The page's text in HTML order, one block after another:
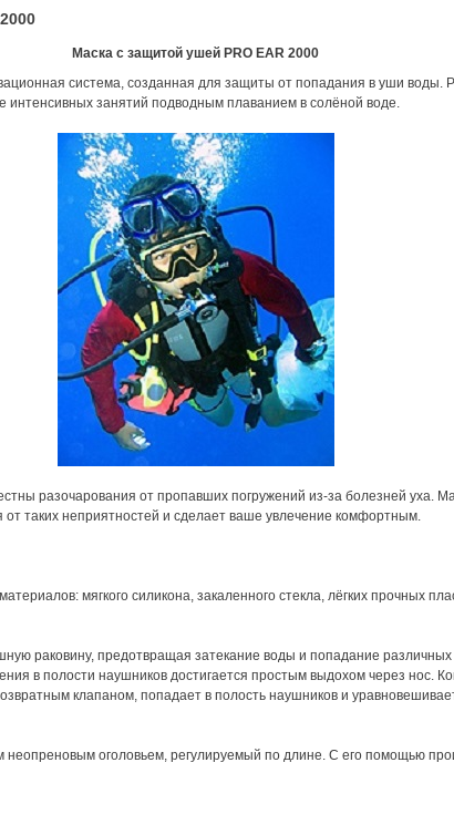
Маска с защитой ушей PRO EAR 2000
система, созданная для защиты от попадания в уши воды.
занятий подводным плаванием в солёной воде.
разочарования от пропавших погружений из-за болезней уха.
таких неприятностей и сделает ваше увлечение комфортным.
мягкого силикона, закаленного стекла, лёгких прочных
раковину, предотвращая затекание воды и попадание
в полости наушников достигается простым выдохом через нос.
клапаном, попадает в полость наушников и
неопреновым оголовьем, регулируемый по длине. С его помощью